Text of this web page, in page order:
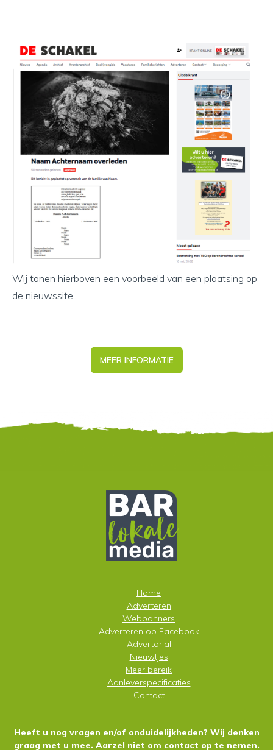
Wij tonen hierboven een voorbeeld van een plaatsing op
de nieuwssite.
MEER INFORMATIE
Home
Adverteren
Webbanners
Adverteren op Facebook
Advertorial
Nieuwtjes
Meer bereik
Aanleverspecificaties
Contact
Heeft u nog vragen en/of onduidelijkheden? Wij denken
graag met u mee. Aarzel niet om contact op te nemen.